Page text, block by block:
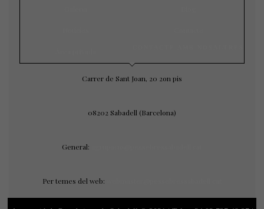
Carrer de Sant Joan, 20 2on pis
08202 Sabadell (Barcelona)
General:
Per temes del web: